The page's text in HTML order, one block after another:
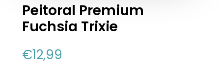
Peitoral Premium
Fuchsia Trixie
€12,99